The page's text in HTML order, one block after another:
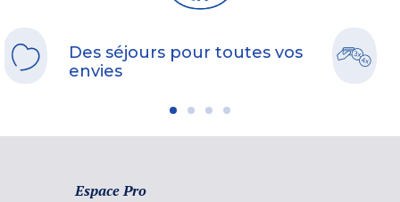
Des séjours pour toutes vos
envies
Espace Pro